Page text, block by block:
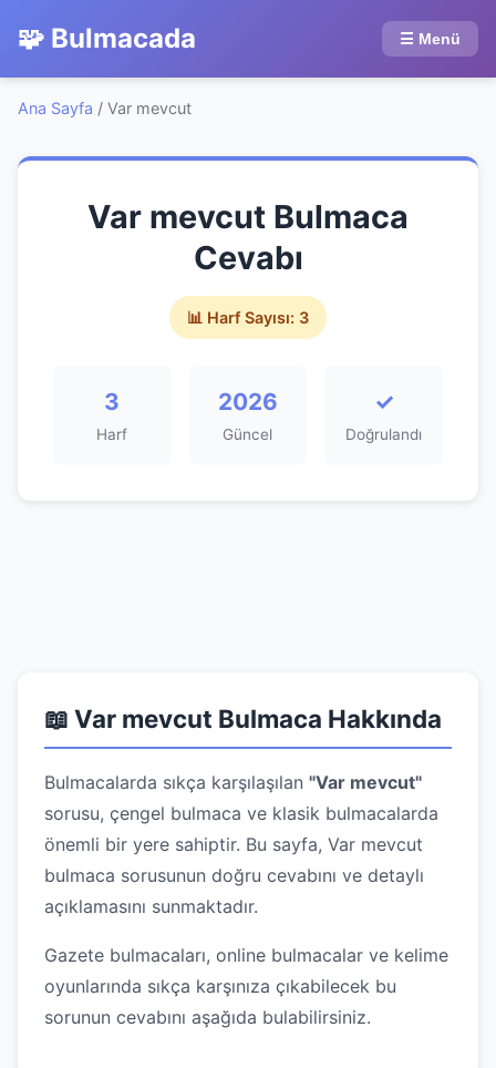
🧩 Bulmacada ☰ Menü
Ana Sayfa / Var mevcut
Var mevcut Bulmaca
Cevabı
📊 Harf Sayısı: 3
3
Harf
2026
Güncel
✓
Doğrulandı
📖 Var mevcut Bulmaca Hakkında
Bulmacalarda sıkça karşılaşılan "Var mevcut"
sorusu, çengel bulmaca ve klasik bulmacalarda
önemli bir yere sahiptir. Bu sayfa, Var mevcut
bulmaca sorusunun doğru cevabını ve detaylı
açıklamasını sunmaktadır.
Gazete bulmacaları, online bulmacalar ve kelime
oyunlarında sıkça karşınıza çıkabilecek bu
sorunun cevabını aşağıda bulabilirsiniz.